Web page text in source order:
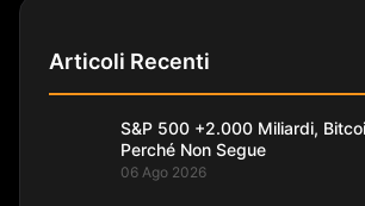
Articoli Recenti
S&P 500 +2.000 Miliardi,
Perché Non Segue
06 Ago 2026